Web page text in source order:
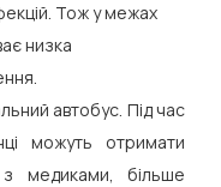
Тож у межах
низка
автобус. Під час
можуть отримати
з медиками, більше